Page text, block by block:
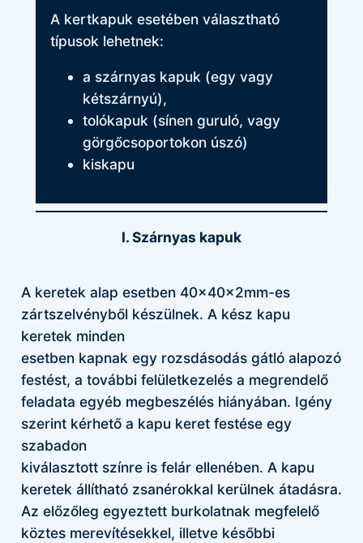
A kertkapuk esetében választható
típusok lehetnek:
a szárnyas kapuk (egy vagy
kétszárnyú),
tolókapuk (sínen guruló, vagy
görgőcsoportokon úszó)
kiskapu
I. Szárnyas kapuk
A keretek alap esetben 40x40x2mm-es
zártszelvényből készülnek. A kész kapu
keretek minden
esetben kapnak egy rozsdásodás gátló alapozó
festést, a további felületkezelés a megrendelő
feladata egyéb megbeszélés hiányában. Igény
szerint kérhető a kapu keret festése egy
szabadon
kiválasztott színre is felár ellenében. A kapu
keretek állítható zsanérokkal kerülnek átadásra.
Az előzőleg egyeztett burkolatnak megfelelő
köztes merevítésekkel, illetve későbbi